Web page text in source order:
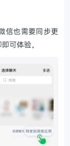
信也需要同步更
可体验。